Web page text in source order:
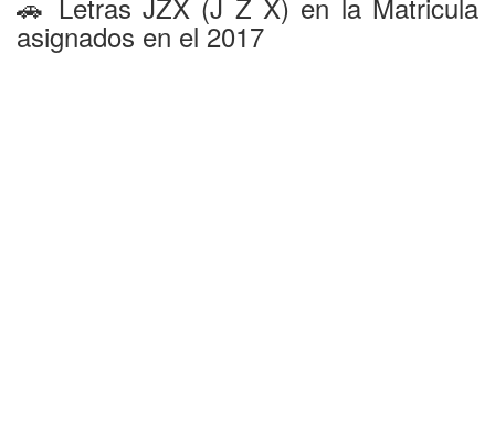
asignados en el 2017